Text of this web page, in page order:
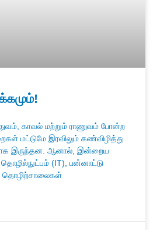
காவல் மற்றும் ராணுவம் போன்ற
மட்டுமே இரவிலும் கண்விழித்து
இருந்தன. ஆனால், இன்றைய
(IT), பன்னாட்டு
தொழிற்சாலைகள்